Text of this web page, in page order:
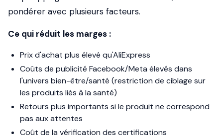
pondérer avec plusieurs facteurs.
Ce qui réduit les marges :
Prix d'achat plus élevé qu'AliExpress
Coûts de publicité Facebook/Meta élevés dans
l'univers bien-être/santé (restriction de ciblage sur
les produits liés à la santé)
Retours plus importants si le produit ne correspond
pas aux attentes
Coût de la vérification des certifications